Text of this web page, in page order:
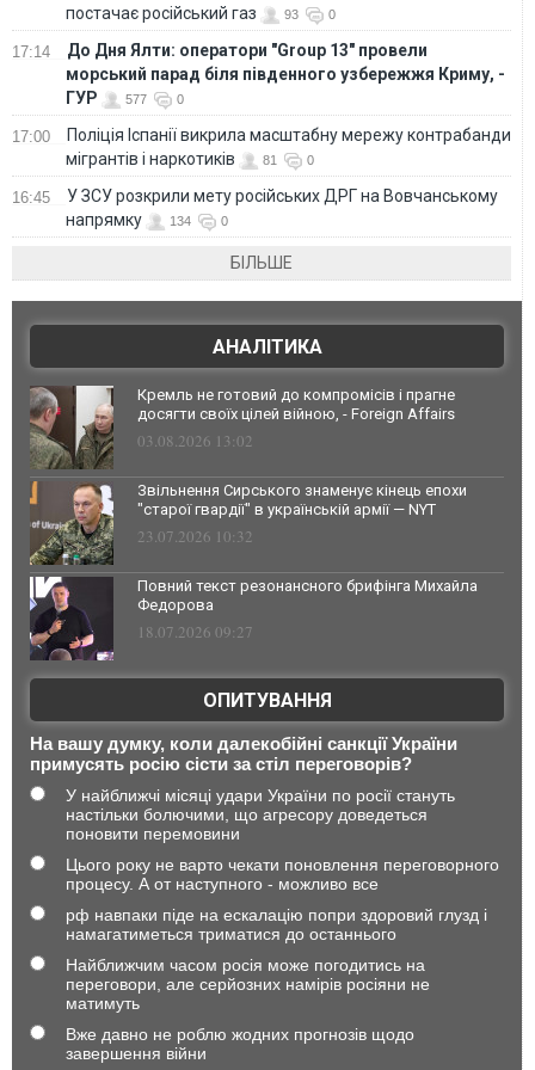
постачає російський газ 93 0
17:14
До Дня Ялти: оператори "Group 13" провели
морський парад біля південного узбережжя Криму, -
ГУР
577 0
17:00
Поліція Іспанії викрила масштабну мережу контрабанди
мігрантів і наркотиків
81 0
16:45
У ЗСУ розкрили мету російських ДРГ на Вовчанському
напрямку
134 0
БІЛЬШЕ
АНАЛІТИКА
Кремль не готовий до компромісів і прагне
досягти своїх цілей війною, - Foreign Affairs
03.08.2026 13:02
Звільнення Сирського знаменує кінець епохи
"старої гвардії" в українській армії — NYT
23.07.2026 10:32
Повний текст резонансного брифінга Михайла
Федорова
18.07.2026 09:27
ОПИТУВАННЯ
На вашу думку, коли далекобійні санкції України
примусять росію сісти за стіл переговорів?
У найближчі місяці удари України по росії стануть
настільки болючими, що агресору доведеться
поновити перемовини
Цього року не варто чекати поновлення переговорного
процесу. А от наступного - можливо все
рф навпаки піде на ескалацію попри здоровий глузд і
намагатиметься триматися до останнього
Найближчим часом росія може погодитись на
переговори, але серйозних намірів росіяни не
матимуть
Вже давно не роблю жодних прогнозів щодо
завершення війни